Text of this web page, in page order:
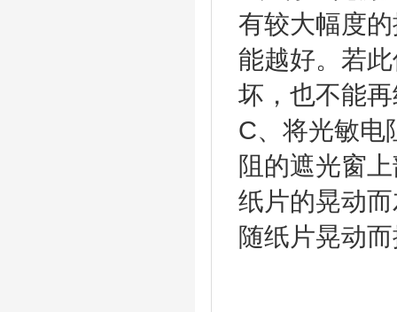
有较大幅度
能越好。若
坏，也不
C、将光敏电
阻的遮光窗
纸片的晃动
随纸片晃动